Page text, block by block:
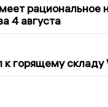
рациональное
4 августа
горящему складу